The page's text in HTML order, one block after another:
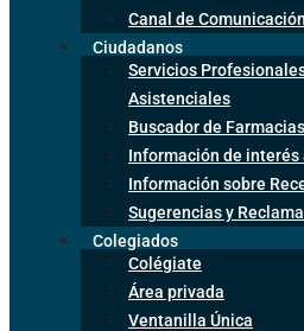
Canal de Comunicación
Ciudadanos
Servicios
Asistenciales
Buscador de
Información de interés
Información sobre
Sugerencias y
Colegiados
Colégiate
Área privada
Ventanilla Única